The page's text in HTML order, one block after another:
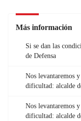
Más información
Si se dan las
de Defensa
Nos levantaremos
dificultad: alcalde
Nos levantaremos
dificultad: alcalde